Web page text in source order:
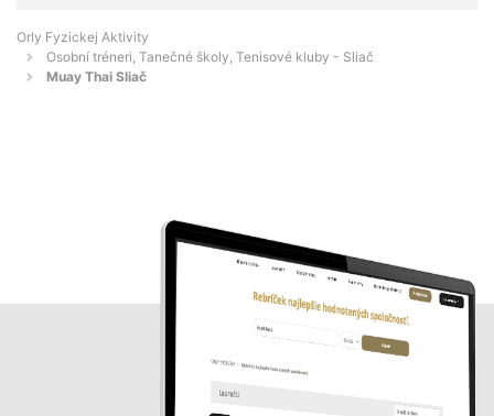
Orly Fyzickej Aktivity
Osobní tréneri, Tanečné školy, Tenisové kluby - Sliač
Muay Thai Sliač